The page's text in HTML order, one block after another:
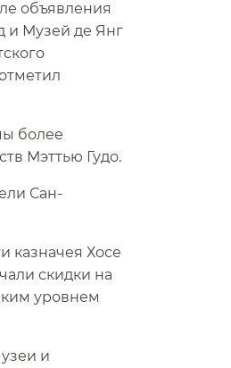
объявления
и Музей де Янг
более
Мэттью Гудо.​​
Сан-
казначея Хосе
скидки на
уровнем
и